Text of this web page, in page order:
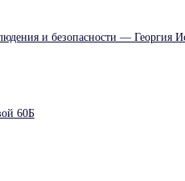
и безопасности — Георгия
60Б